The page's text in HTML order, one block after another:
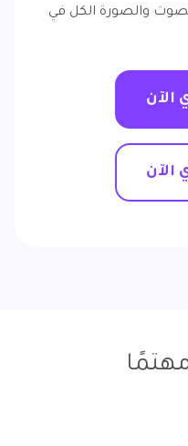
والصورة الكل في
الآن
الآن